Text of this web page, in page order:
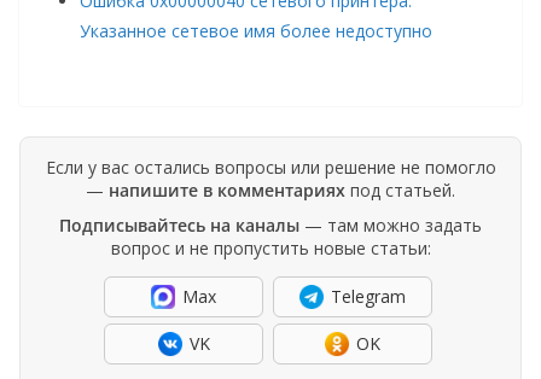
Указанное сетевое имя более недоступно
Если у вас остались вопросы или решение не помогло
— напишите в комментариях под статьей.
Подписывайтесь на каналы — там можно задать
вопрос и не пропустить новые статьи:
Max Telegram
VK OK